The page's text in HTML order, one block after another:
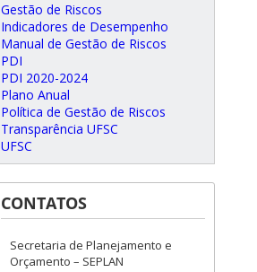
Gestão de Riscos
Indicadores de Desempenho
Manual de Gestão de Riscos
PDI
PDI 2020-2024
Plano Anual
Política de Gestão de Riscos
Transparência UFSC
UFSC
CONTATOS
Secretaria de Planejamento e
Orçamento – SEPLAN